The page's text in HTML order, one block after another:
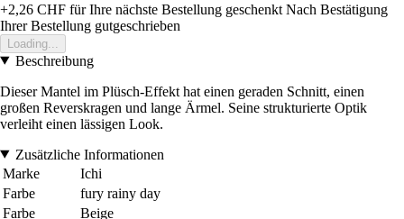
+2,26 CHF für Ihre nächste Bestellung geschenkt Nach Bestätigung
Ihrer Bestellung gutgeschrieben
Loading...
Beschreibung
Dieser Mantel im Plüsch-Effekt hat einen geraden Schnitt, einen
großen Reverskragen und lange Ärmel. Seine strukturierte Optik
verleiht einen lässigen Look.
Zusätzliche Informationen
Marke
Ichi
Farbe
fury rainy day
Farbe
Beige